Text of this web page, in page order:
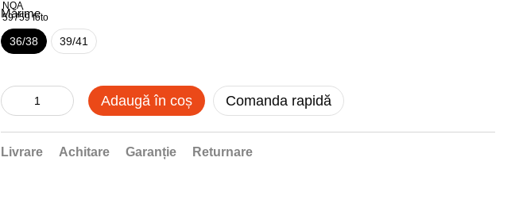
Mărime
36/38 39/41
Adaugă în coș Comanda rapidă
Livrare Achitare Garanție Returnare